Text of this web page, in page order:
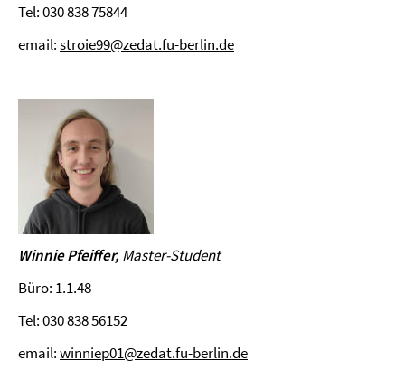
Tel: 030 838 75844
email:stroie99@zedat.fu-berlin.de
Winnie Pfeiffer, Master-Student
Büro: 1.1.48
Tel: 030 838 56152
email:winniep01@zedat.fu-berlin.de